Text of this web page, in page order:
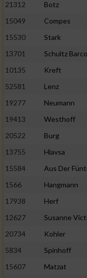
21312 Botz
15049
Compes
15530
Stark
13701
Schultz Barco
10135
Kreft
52581
Lenz
19277
Neumann
19413
Westhoff
20522
Burg
13755
Hlavsa
15584
Aus Der
1566
Hangmann
17938
Herf
12627
Susanne
20734
Kohler
5834
Spinhoff
15607
Matzat